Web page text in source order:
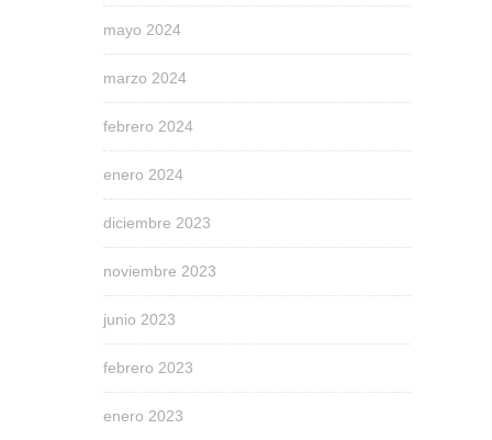
mayo 2024
marzo 2024
febrero 2024
enero 2024
diciembre 2023
noviembre 2023
junio 2023
febrero 2023
enero 2023